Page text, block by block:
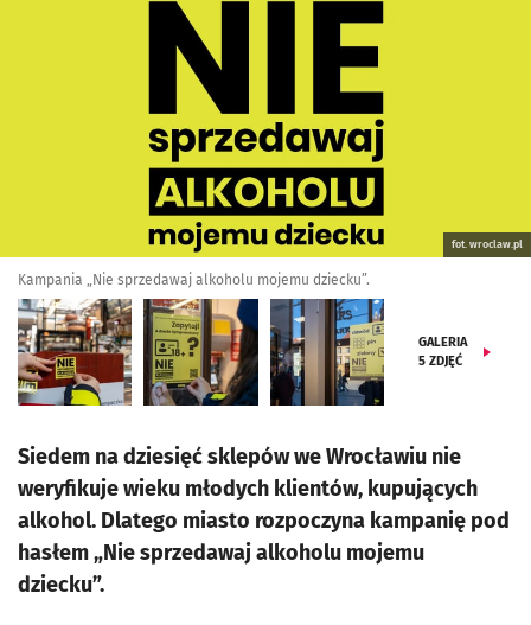
fot. wroclaw.pl
Kampania „Nie sprzedawaj alkoholu mojemu dziecku”.
GALERIA
5 ZDJĘĆ
Siedem na dziesięć sklepów we Wrocławiu nie
weryfikuje wieku młodych klientów, kupujących
alkohol. Dlatego miasto rozpoczyna kampanię pod
hasłem „Nie sprzedawaj alkoholu mojemu
dziecku”.